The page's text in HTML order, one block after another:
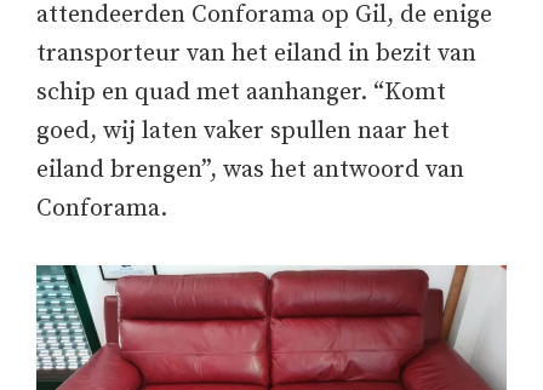
attendeerden Conforama op Gil, de enige
transporteur van het eiland in bezit van
schip en quad met aanhanger. “Komt
goed, wij laten vaker spullen naar het
eiland brengen”, was het antwoord van
Conforama.